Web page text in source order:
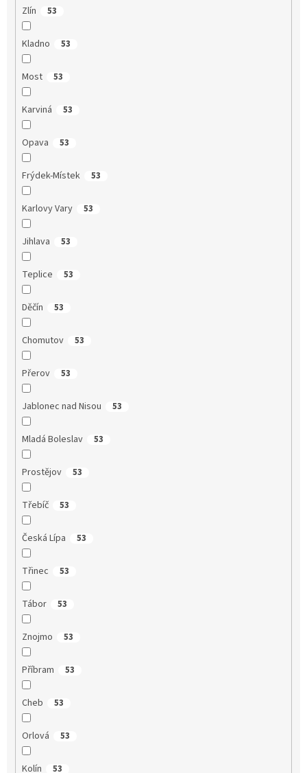
Zlín 53
Kladno 53
Most 53
Karviná 53
Opava 53
Frýdek-Místek 53
Karlovy Vary 53
Jihlava 53
Teplice 53
Děčín 53
Chomutov 53
Přerov 53
Jablonec nad Nisou 53
Mladá Boleslav 53
Prostějov 53
Třebíč 53
Česká Lípa 53
Třinec 53
Tábor 53
Znojmo 53
Příbram 53
Cheb 53
Orlová 53
Kolín 53